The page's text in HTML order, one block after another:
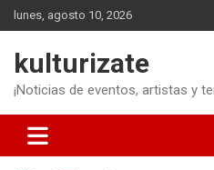
Saltar
al
lunes, agosto 10, 2026
kulturizate
¡Noticias de eventos, artistas y